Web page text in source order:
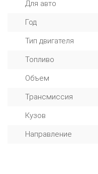
Для авто
Год
Тип двигателя
Топливо
Объем
Трансмиссия
Кузов
Направление